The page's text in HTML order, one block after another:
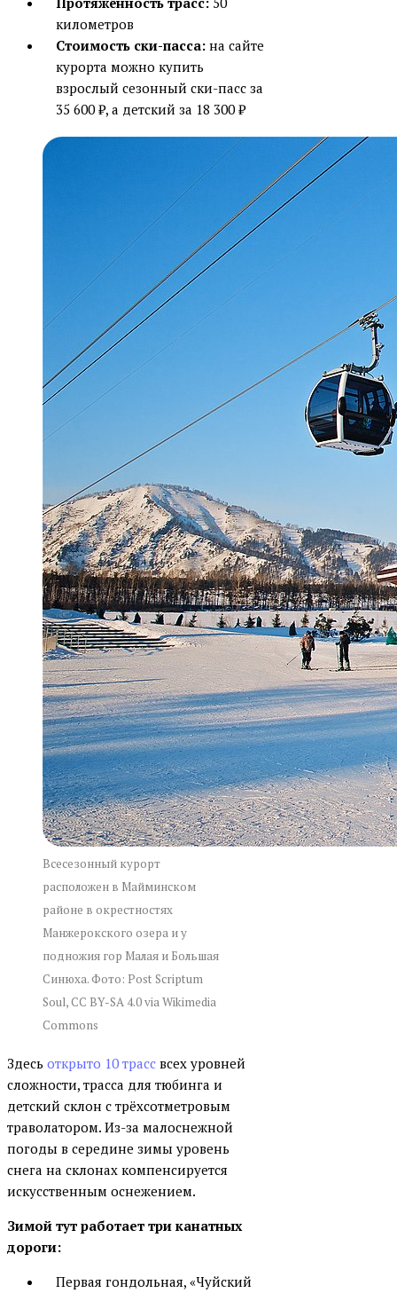
километров
Стоимость ски-пасса: на сайте
курорта можно купить
взрослый сезонный ски-пасс за
35 600 ₽, а детский за 18 300 ₽
Всесезонный курорт
расположен в Майминском
районе в окрестностях
Манжерокского озера и у
подножия гор Малая и Большая
Синюха. Фото: Post Scriptum
Soul, CC BY-SA 4.0 via Wikimedia
Commons
Здесь открыто 10 трасс всех уровней
сложности, трасса для тюбинга и
детский склон с трёхсотметровым
траволатором. Из-за малоснежной
погоды в середине зимы уровень
снега на склонах компенсируется
искусственным оснежением.
Зимой тут работает три канатных
дороги:
Первая гондольная, «Чуйский